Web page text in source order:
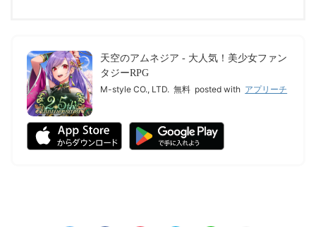
天空のアムネジア - 大人気！美少女ファン
タジーRPG
M-style CO., LTD. 無料 posted with アプリーチ